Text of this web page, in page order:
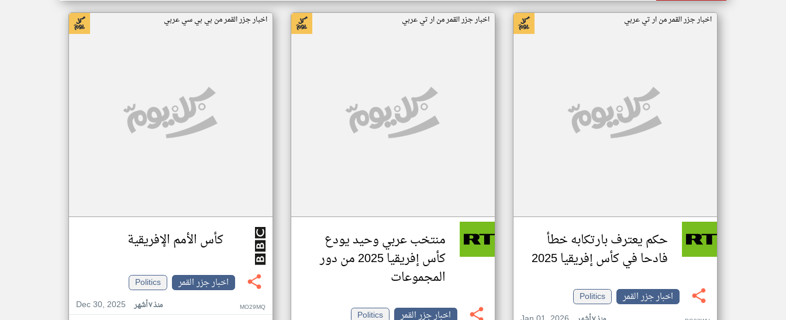
اخبار جزر القمر من ار تي عربي
حكم يعترف بارتكابه خطأ
فادحا في كأس إفريقيا 2025
اخبار جزر القمر
Politics
اخبار جزر القمر من ار تي عربي
منتخب عربي وحيد يودع
كأس إفريقيا 2025 من دور
المجموعات
اخبار جزر القمر
Politics
اخبار جزر القمر من بي بي سي عربي
كأس الأمم الإفريقية
اخبار جزر القمر
Politics
Dec 30, 2025
منذ ٧ أشهر MO29MQ